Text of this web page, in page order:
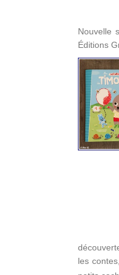
Nouvelle
Éditions
les